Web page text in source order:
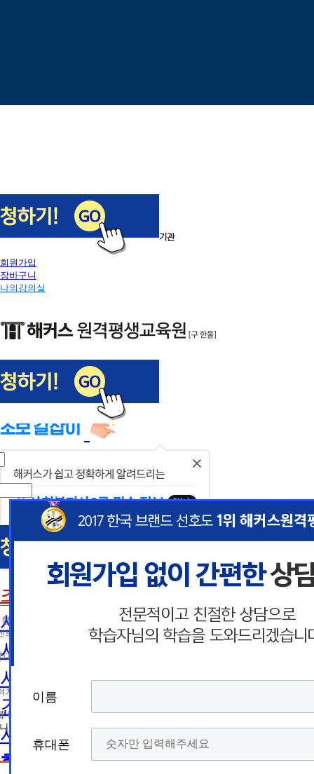
이전
다음
1/5
회원가입
장바구니
나의강의실
해커스편입
사회복지사1급
사회복지사
초보길잡이
사회복지사란
사회복지사2급 취득방법
사회복지사1급 취득방법
건강가정사
사회복지학사/전문학사
한국어교원
폰
* 날짜입력 키보드 사용법
- page up/down 키 = 다음달/이전
- ctrl+ 방향키 좌,우, 위, 아래 = 날
짜선택
폰
* 날짜입력 키보드 사용법
- page up/down 키 = 다음달/이전
- ctrl+ 방향키 좌,우, 위, 아래 = 날
짜선택
이름
휴대폰
이름
휴대폰
이름
휴대폰
이름
휴대폰
인혜택 제공
등 광고성 정보 제공, 통계자료 활용
폰 번호
의 해지나 개인정보 삭제요청 시까지
동의하지 않을 수 있습니다.
다.